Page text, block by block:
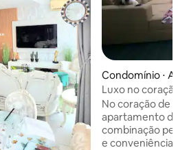
Condomínio ⋅
Luxo no coração
Place
No coração de
apartamento de
combinação
e conveniência. Dois quartos espaçosos,